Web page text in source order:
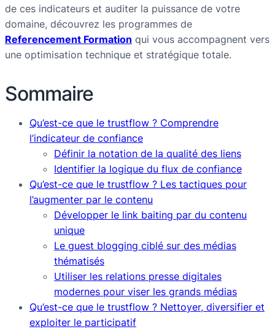
de ces indicateurs et auditer la puissance de votre
domaine, découvrez les programmes de
Referencement Formation qui vous accompagnent vers
une optimisation technique et stratégique totale.
Sommaire
Qu’est-ce que le trustflow ? Comprendre
l’indicateur de confiance
Définir la notation de la qualité des liens
Identifier la logique du flux de confiance
Qu’est-ce que le trustflow ? Les tactiques pour
l’augmenter par le contenu
Développer le link baiting par du contenu
unique
Le guest blogging ciblé sur des médias
thématisés
Utiliser les relations presse digitales
modernes pour viser les grands médias
Qu’est-ce que le trustflow ? Nettoyer, diversifier et
exploiter le participatif